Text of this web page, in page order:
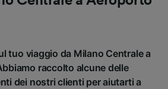
tuo viaggio da Milano Centrale a
raccolto alcune delle
dei nostri clienti per aiutarti a